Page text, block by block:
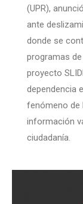
(UPR),
ante
donde se
programas
proyecto
dependencia
fenómeno de
información
ciudadanía.